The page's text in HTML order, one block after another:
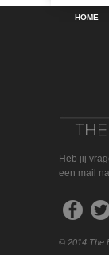
HOME
Heb jij
een mail
© 2014 The